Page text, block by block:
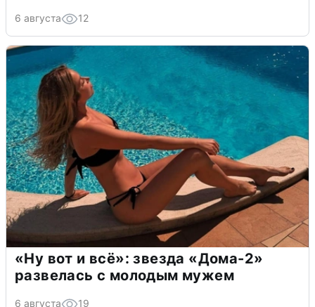
6 августа 12
«Ну вот и всё»: звезда «Дома-2»
развелась с молодым мужем
6 августа 19